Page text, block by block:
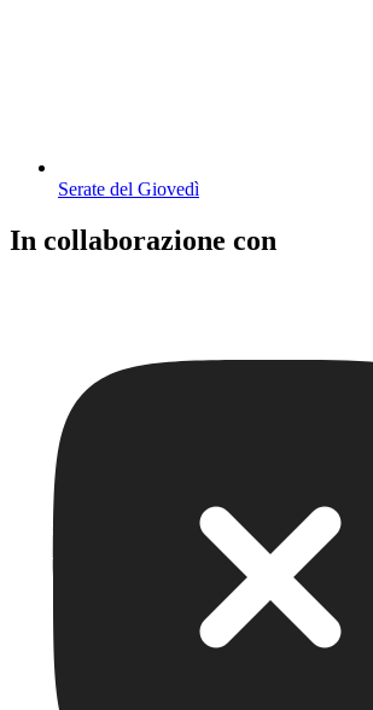
Serate del Giovedì
In collaborazione con